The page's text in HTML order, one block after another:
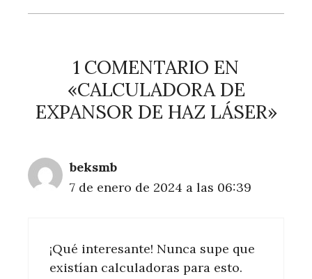
1 COMENTARIO EN
«CALCULADORA DE
EXPANSOR DE HAZ LÁSER»
beksmb
7 de enero de 2024 a las 06:39
¡Qué interesante! Nunca supe que
existían calculadoras para esto.